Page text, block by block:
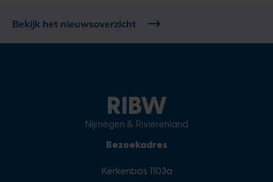
Bekijk het nieuwsoverzicht
RIBW
Nijmegen & Rivierenland
Bezoekadres
Kerkenbos 1103a